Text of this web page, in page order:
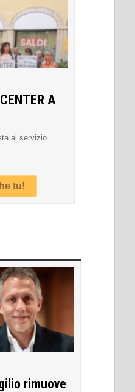
A
al servizio
tu!
rimuove